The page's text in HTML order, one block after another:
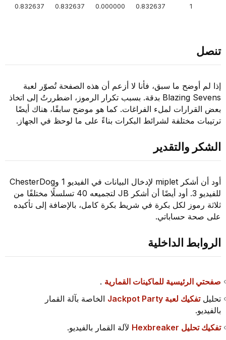
0.832637
0.000000
0.832637
0.832637
تنصل
إذا لم أوضح ما سبق، فأنا لا أزعم أن هذه الصفحة تُصوّر لعبة
Blazing Sevens بدقة. بسبب تكرار الرموز، اضطررتُ إلى اتخاذ
بعض القرارات لملء الفراغات. كما هو موضح سابقًا، هناك أيضًا
ترتيبات مختلفة لشرائط البكرات بناءً على ما لوحظ في الجهاز.
الشكر والتقدير
أود أن أشكر miplet لإدخال البيانات في الفيديو 1 وChesterDog
للفيديو 3. أود أيضًا أن أشكر JB لتجميعه 40 تسلسلًا مختلفًا من
ثلاثة رموز لكل بكرة في شريط بكرة كامل، بالإضافة إلى تأكيده
على صحة حساباتي.
الروابط الداخلية
صفحتي الرئيسية للماكينات القمارية.
تحليل تفكيك لعبة Jackpot Party
الخاصة بآلة القمار
بالفيديو.
تفكيك تحليل Hexbreaker
لآلة القمار بالفيديو.